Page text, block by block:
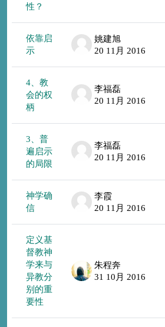
性？
依靠启
示
姚建旭
20 11月 2016
4、教
会的权
柄
李福磊
20 11月 2016
3、普
遍启示
的局限
李福磊
20 11月 2016
神学确
信
李霞
20 11月 2016
定义基
督教神
学来与
异教分
别的重
要性
朱程奔
31 10月 2016